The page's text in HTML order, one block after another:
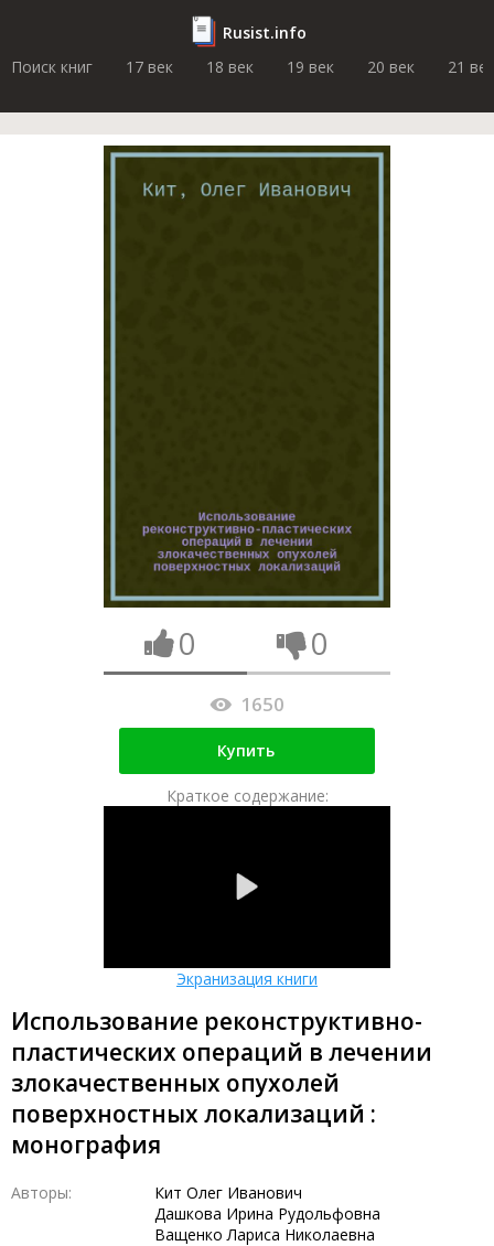
Rusist.info
Поиск книг
17 век 18 век 19 век 20 век 21 век
0 0
1650
Купить
Краткое содержание:
Экранизация книги
Использование реконструктивно-
пластических операций в лечении
злокачественных опухолей
поверхностных локализаций :
монография
Авторы:
Кит Олег Иванович
Дашкова Ирина Рудольфовна
Ващенко Лариса Николаевна